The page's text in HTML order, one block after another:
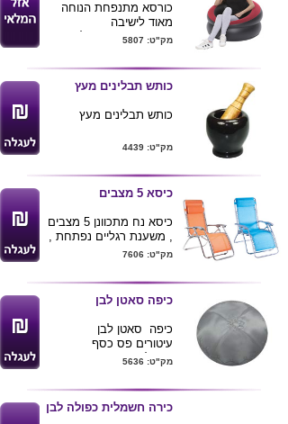
כורסא מתנפחת הנוחה
מאוד לישיבה
הכורסא מתאימה לבית
למשרד.
אופציה למיתוג ע"ג החלק
התחתון של הכורסא
מק"ט: 5807
כותש תבלינים מעץ
כותש תבלינים מעץ
מק"ט: 4439
כיסא 5 מצבים
כיסא נח מתכוונן 5 מצבים
, משענת רגליים נפתחת ,
משענות ידים נוחות
הכיסא מתקפל ונוח
לאחסון , עמיד לתנאי חוץ
.
מידות מושב : 46X40 ס"מ
כולל המשענת ראש
מק"ט: 7606
כיפה סאטן לבן
כיפה סאטן לבן
עיטורים פס כסף
ניתן למתג- מזכרת יפה
דוגמא נוספת עם מגן דוד
במקום פרח בראש הכיפה
מק"ט: 5636
כירה חשמלית כפולה לבן